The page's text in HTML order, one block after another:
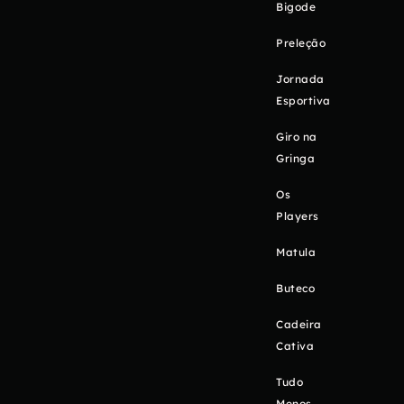
Bigode
Preleção
Jornada
Esportiva
Giro na
Gringa
Os
Players
Matula
Buteco
Cadeira
Cativa
Tudo